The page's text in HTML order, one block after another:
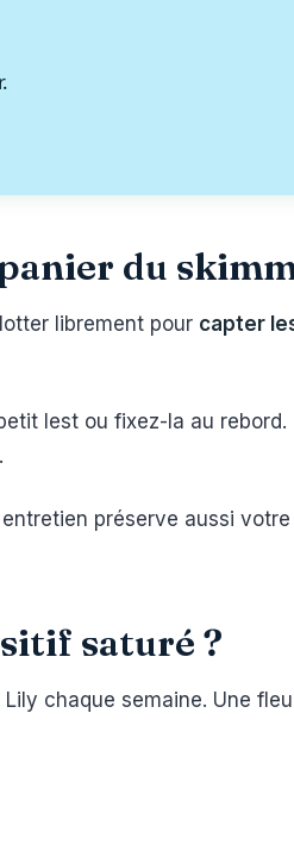
du
librement pour capter
lest ou fixez-la au rebord.
.
préserve aussi votre
saturé ?
Lily chaque semaine. Une